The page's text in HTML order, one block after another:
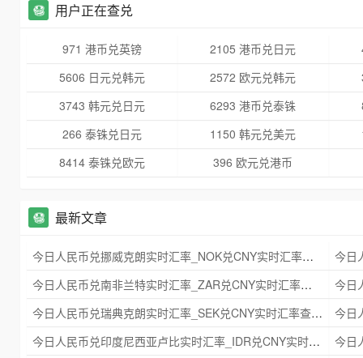
用户正在查兑
971 港币兑英镑 2105 港币兑日元
5606 日元兑韩元
2572 欧元兑韩元
3743 韩元兑日元
6293 港币兑泰铢
266 泰铢兑日元
1150 韩元兑美元
8414 泰铢兑欧元
396 欧元兑港币
最新文章
今日人民币兑挪威克朗实时汇率_NOK兑CNY实时汇率查询 2025年09月21日
今日人民币兑南非兰特实时汇率_ZAR兑CNY实时汇率查询 2025年09月21日
今日人民币兑瑞典克朗实时汇率_SEK兑CNY实时汇率查询 2025年09月21日
今日人民币兑印度尼西亚卢比实时汇率_IDR兑CNY实时汇率查询 2025年09月21日